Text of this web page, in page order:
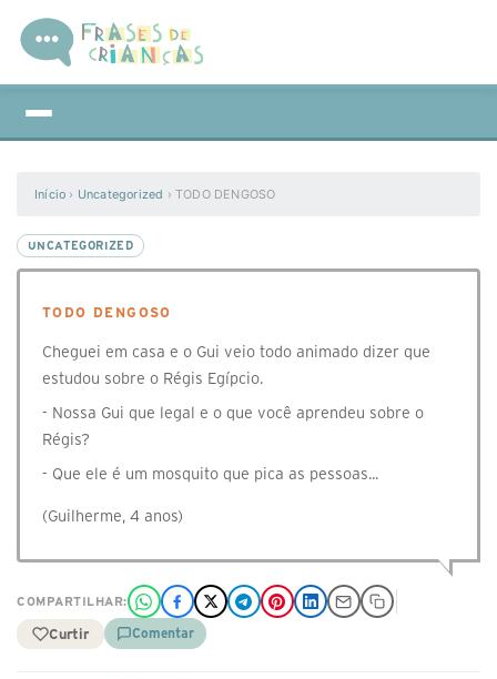
Início › Uncategorized ›TODO DENGOSO
UNCATEGORIZED
TODO DENGOSO
Cheguei em casa e o Gui veio todo animado dizer que
estudou sobre o Régis Egípcio.
- Nossa Gui que legal e o que você aprendeu sobre o
Régis?
- Que ele é um mosquito que pica as pessoas...
(Guilherme, 4 anos)
COMPARTILHAR:
Curtir Comentar